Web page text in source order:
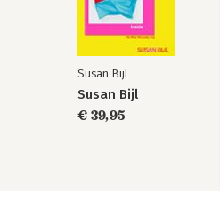
Susan Bijl
Susan Bijl
€ 39,95